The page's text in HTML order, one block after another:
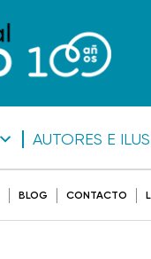
AUTORES E
BLOG CONTACTO